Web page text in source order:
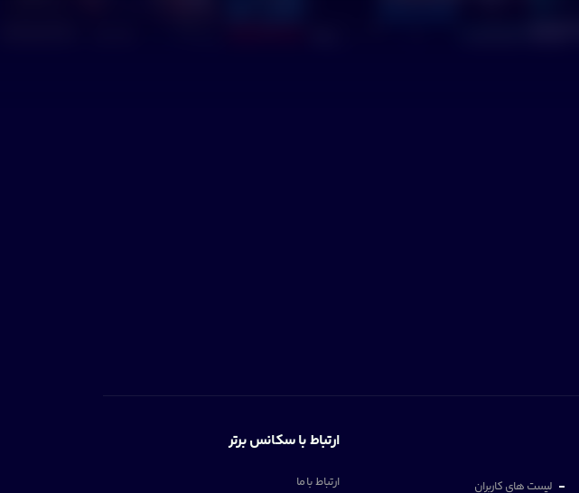
لیست های کاربران
ارتباط با سکانس برتر
ارتباط با ما